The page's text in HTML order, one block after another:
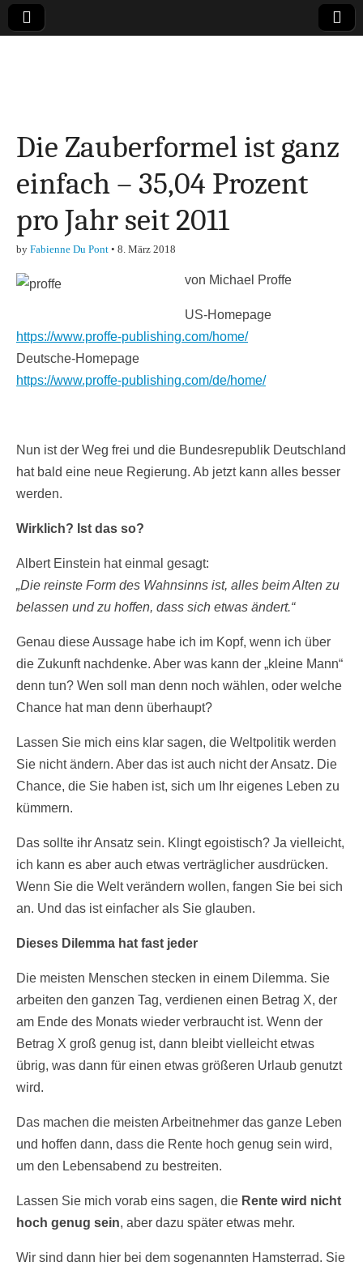
Finanzen,
Marketing-, Vertrieb-
& Investment-Tipps
Die Zauberformel ist ganz
einfach – 35,04 Prozent
pro Jahr seit 2011
by Fabienne Du Pont • 8. März 2018
von Michael Proffe
US-Homepage
https://www.proffe-publishing.com/home/
Deutsche-Homepage
https://www.proffe-publishing.com/de/home/
Nun ist der Weg frei und die Bundesrepublik Deutschland
hat bald eine neue Regierung. Ab jetzt kann alles besser
werden.
Wirklich? Ist das so?
Albert Einstein hat einmal gesagt:
„Die reinste Form des Wahnsinns ist, alles beim Alten zu
belassen und zu hoffen, dass sich etwas ändert.“
Genau diese Aussage habe ich im Kopf, wenn ich über
die Zukunft nachdenke. Aber was kann der „kleine Mann“
denn tun? Wen soll man denn noch wählen, oder welche
Chance hat man denn überhaupt?
Lassen Sie mich eins klar sagen, die Weltpolitik werden
Sie nicht ändern. Aber das ist auch nicht der Ansatz. Die
Chance, die Sie haben ist, sich um Ihr eigenes Leben zu
kümmern.
Das sollte ihr Ansatz sein. Klingt egoistisch? Ja vielleicht,
ich kann es aber auch etwas verträglicher ausdrücken.
Wenn Sie die Welt verändern wollen, fangen Sie bei sich
an. Und das ist einfacher als Sie glauben.
Dieses Dilemma hat fast jeder
Die meisten Menschen stecken in einem Dilemma. Sie
arbeiten den ganzen Tag, verdienen einen Betrag X, der
am Ende des Monats wieder verbraucht ist. Wenn der
Betrag X groß genug ist, dann bleibt vielleicht etwas
übrig, was dann für einen etwas größeren Urlaub genutzt
wird.
Das machen die meisten Arbeitnehmer das ganze Leben
und hoffen dann, dass die Rente hoch genug sein wird,
um den Lebensabend zu bestreiten.
Lassen Sie mich vorab eins sagen, die Rente wird nicht
hoch genug sein, aber dazu später etwas mehr.
Wir sind dann hier bei dem sogenannten Hamsterrad. Sie